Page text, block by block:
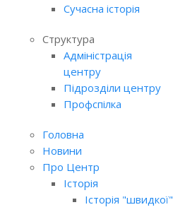
Сучасна історія
Структура
Адміністрація
центру
Підрозділи центру
Профспілка
Головна
Новини
Про Центр
Історія
Історія "швидкої"